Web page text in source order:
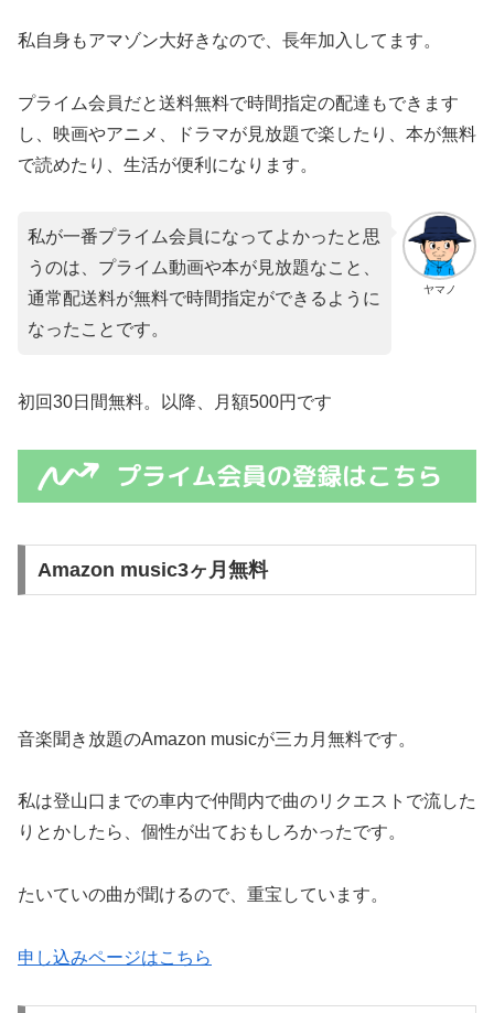
私自身もアマゾン大好きなので、長年加入してます。
プライム会員だと送料無料で時間指定の配達もできます
し、映画やアニメ、ドラマが見放題で楽したり、本が無料
で読めたり、生活が便利になります。
ヤマノ
私が一番プライム会員になってよかったと思
うのは、プライム動画や本が見放題なこと、
通常配送料が無料で時間指定ができるように
なったことです。
初回30日間無料。以降、月額500円です
Amazon music3ヶ月無料
音楽聞き放題のAmazon musicが三カ月無料です。
私は登山口までの車内で仲間内で曲のリクエストで流した
りとかしたら、個性が出ておもしろかったです。
たいていの曲が聞けるので、重宝しています。
申し込みページはこちら